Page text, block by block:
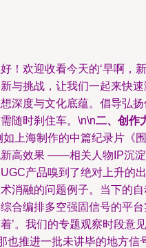
！欢迎收看今天的‘早啊，
与挑战，让我们一起来快
深度与文化底蕴。倡导弘
随时刹住车。\n\n二、创作
如上海制作的中篇纪录片
高效果 ——相关人物IP沉淀
产品嗅到了绝对上升的
消融的问题例子。当下的
合编排多空强固信号的平
’。我们的专题观察时段意
也推进一批未讲毕的地方